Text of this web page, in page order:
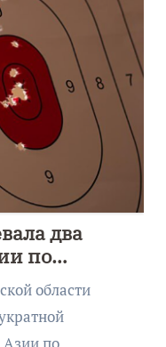
два
по
области
Азии по